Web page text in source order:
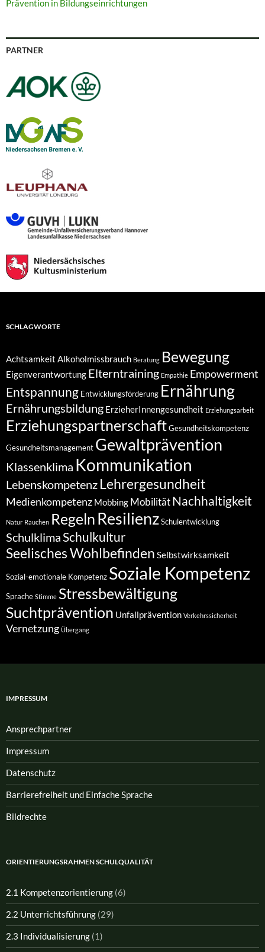
Prävention in Bildungseinrichtungen
PARTNER
SCHLAGWORTE
Achtsamkeit Alkoholmissbrauch Beratung Bewegung
Eigenverantwortung Elterntraining Empathie Empowerment
Entspannung Entwicklungsförderung Ernährung
Ernährungsbildung ErzieherInnengesundheit Erziehungsarbeit
ErziehungspartnerschaftGesundheitskompetenz
Gesundheitsmanagement Gewaltprävention
Klassenklima Kommunikation
Lebenskompetenz Lehrergesundheit
Medienkompetenz Mobbing MobilitätNachhaltigkeit
Natur Rauchen Regeln ResilienzSchulentwicklung
SchulklimaSchulkultur
Seelisches Wohlbefinden Selbstwirksamkeit
Sozial-emotionale Kompetenz Soziale Kompetenz
Sprache Stimme Stressbewältigung
Suchtprävention Unfallprävention Verkehrssicherheit
Vernetzung Übergang
IMPRESSUM
Ansprech­partner
Impressum
Datenschutz
Barrierefreiheit und Einfache Sprache
Bildrechte
ORIENTIERUNGSRAHMEN SCHULQUALITÄT
2.1 Kompetenzorientierung (6)
2.2 Unterrichtsführung (29)
2.3 Individualisierung (1)